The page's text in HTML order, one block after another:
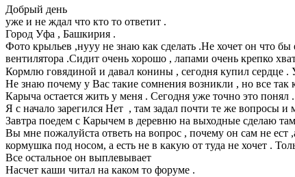
Добрый день
уже и не ждал что кто то ответит .
Город Уфа , Башкирия .
Фото крыльев ,нууу не знаю как сделать .Не хочет он что
вентилятора .Сидит очень хорошо , лапами очень крепко
Кормлю говядиной и давал конины , сегодня купил сердце .
Не знаю почему у Вас такие сомнения возникли , но все так
Карыча остается жить у меня . Сегодня уже точно это понял .
Я с начало зарегился Нет , там задал почти те же вопросы и
Завтра поедем с Карычем в деревню на выходные сделаю
Вы мне пожалуйста ответь на вопрос , почему он сам не ест
кормушка под носом, а есть не в какую от туда не хочет .
Все остальное он выплевывает
Насчет каши читал на каком то форуме .